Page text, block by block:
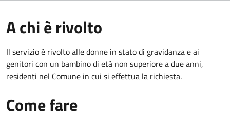
A chi è rivolto
Il servizio è rivolto alle donne in stato di gravidanza e ai
genitori con un bambino di età non superiore a due anni,
residenti nel Comune in cui si effettua la richiesta.
Come fare